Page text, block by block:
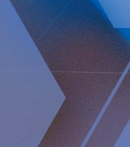
för att övervaka ett brett
styra behandlingen inifrån
med vårdgivaren på distans och
som är utformad för att driva
genom intakt hud. Implantica
North Premier Growth Market
www.implantica.com för mer
behandling med stor
inom kirurgi mot sura
verkningsmekanism skiljer sig
kirurgiska lösningar. Befintliga